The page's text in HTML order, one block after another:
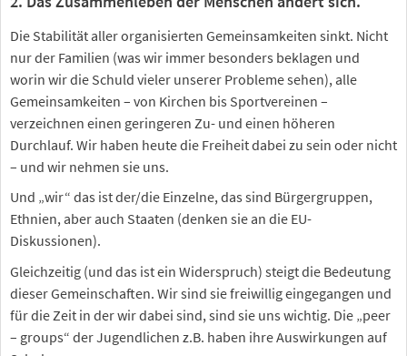
Die Stabilität aller organisierten Gemeinsamkeiten sinkt. Nicht
nur der Familien (was wir immer besonders beklagen und
worin wir die Schuld vieler unserer Probleme sehen), alle
Gemeinsamkeiten – von Kirchen bis Sportvereinen –
verzeichnen einen geringeren Zu- und einen höheren
Durchlauf. Wir haben heute die Freiheit dabei zu sein oder nicht
– und wir nehmen sie uns.
Und „wir“ das ist der/die Einzelne, das sind Bürgergruppen,
Ethnien, aber auch Staaten (denken sie an die EU-
Diskussionen).
Gleichzeitig (und das ist ein Widerspruch) steigt die Bedeutung
dieser Gemeinschaften. Wir sind sie freiwillig eingegangen und
für die Zeit in der wir dabei sind, sind sie uns wichtig. Die „peer
– groups“ der Jugendlichen z.B. haben ihre Auswirkungen auf